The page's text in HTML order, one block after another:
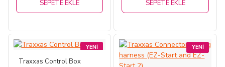
SEPETE EKLE SEPETE EKLE
YENI
Traxxas Control Box
YENI